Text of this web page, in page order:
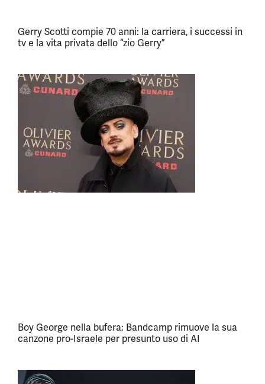
Gerry Scotti compie 70 anni: la carriera, i successi in
tv e la vita privata dello “zio Gerry”
Boy George nella bufera: Bandcamp rimuove la sua
canzone pro-Israele per presunto uso di AI